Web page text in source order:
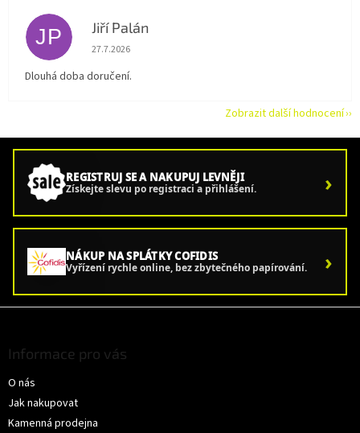
JP Jiří Palán
Hodnocení obchodu je 5 z 5 hvězdiček.
27.7.2026
Dlouhá doba doručení.
Zobrazit další hodnocení
REGISTRUJ SE A NAKUPUJ LEVNĚJI
Získejte slevu po registraci a přihlášení. ›
NÁKUP NA SPLÁTKY COFIDIS
Vyřízení rychle online, bez zbytečného papírování. ›
Informace pro vás
O nás
Jak nakupovat
Kamenná prodejna